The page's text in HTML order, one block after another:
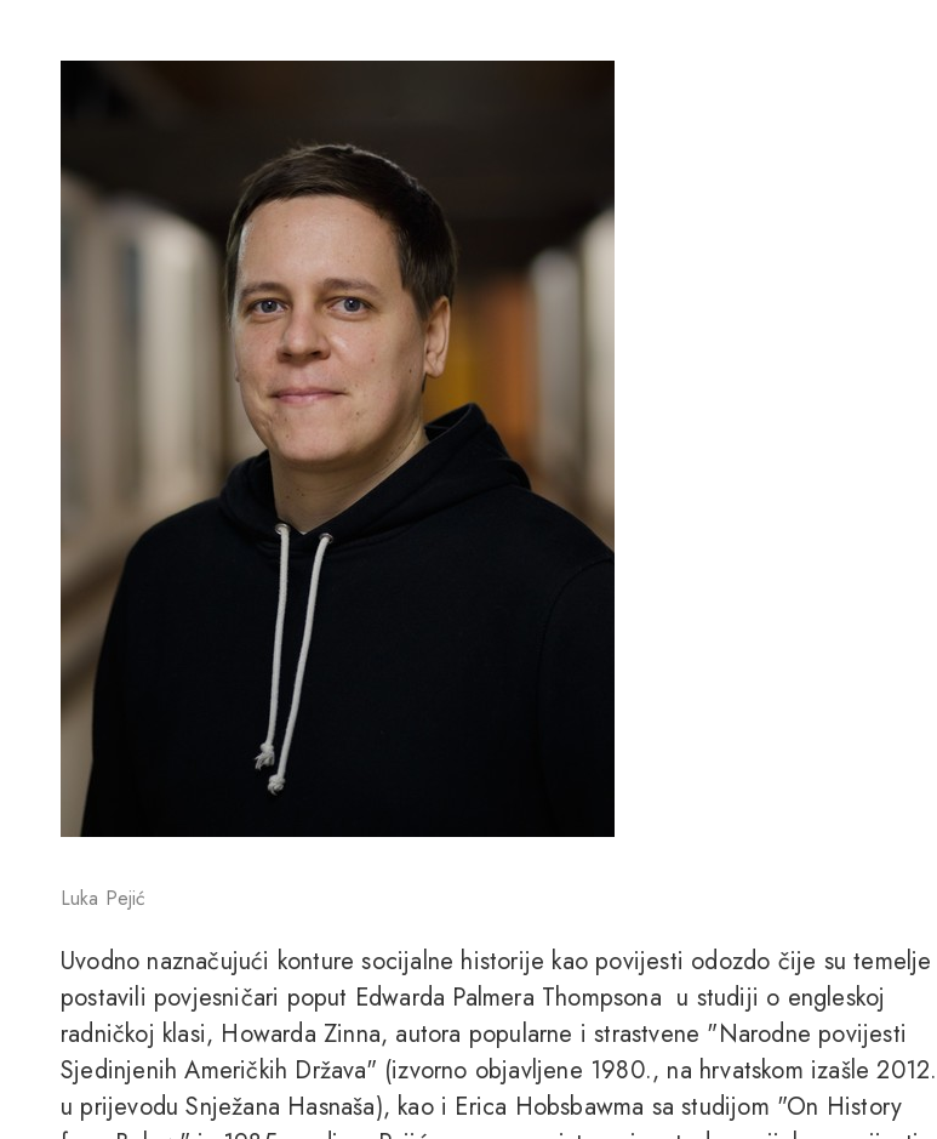
Luka Pejić
Uvodno naznačujući konture socijalne historije kao povijesti odozdo čije su temelje
postavili povjesničari poput Edwarda Palmera Thompsona u studiji o engleskoj
radničkoj klasi, Howarda Zinna, autora popularne i strastvene "Narodne povijesti
Sjedinjenih Američkih Država" (izvorno objavljene 1980., na hrvatskom izašle 2012.
u prijevodu Snježana Hasnaša), kao i Erica Hobsbawma sa studijom "On History